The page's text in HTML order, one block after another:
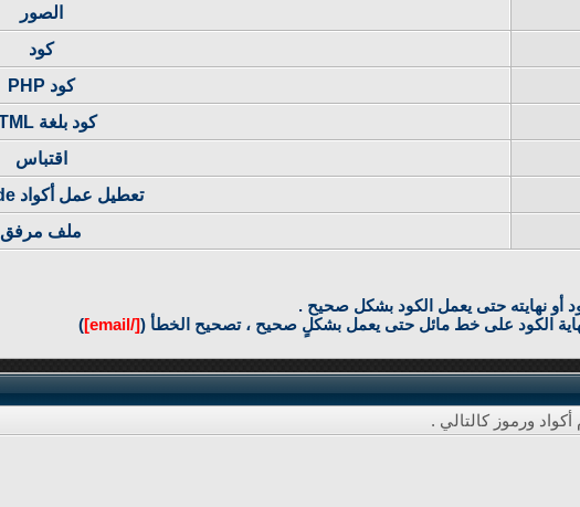
الصور
كود
كود PHP
كود بلغة HTML
اقتباس
تعطيل عمل أكواد BB Code
ملف مرفق
أو نهايته حتى يعمل الكود بشكل صحيح .
الكود على خط مائل حتى يعمل بشكلٍ صحيح ، تصحيح الخطأ ([/email]
)
ورموز كالتالي .